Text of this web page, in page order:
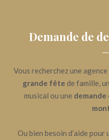
Demande de
Vous recherchez une
grande fête de famille, un
musical ou une demande
Ou bien besoin d’aide pour